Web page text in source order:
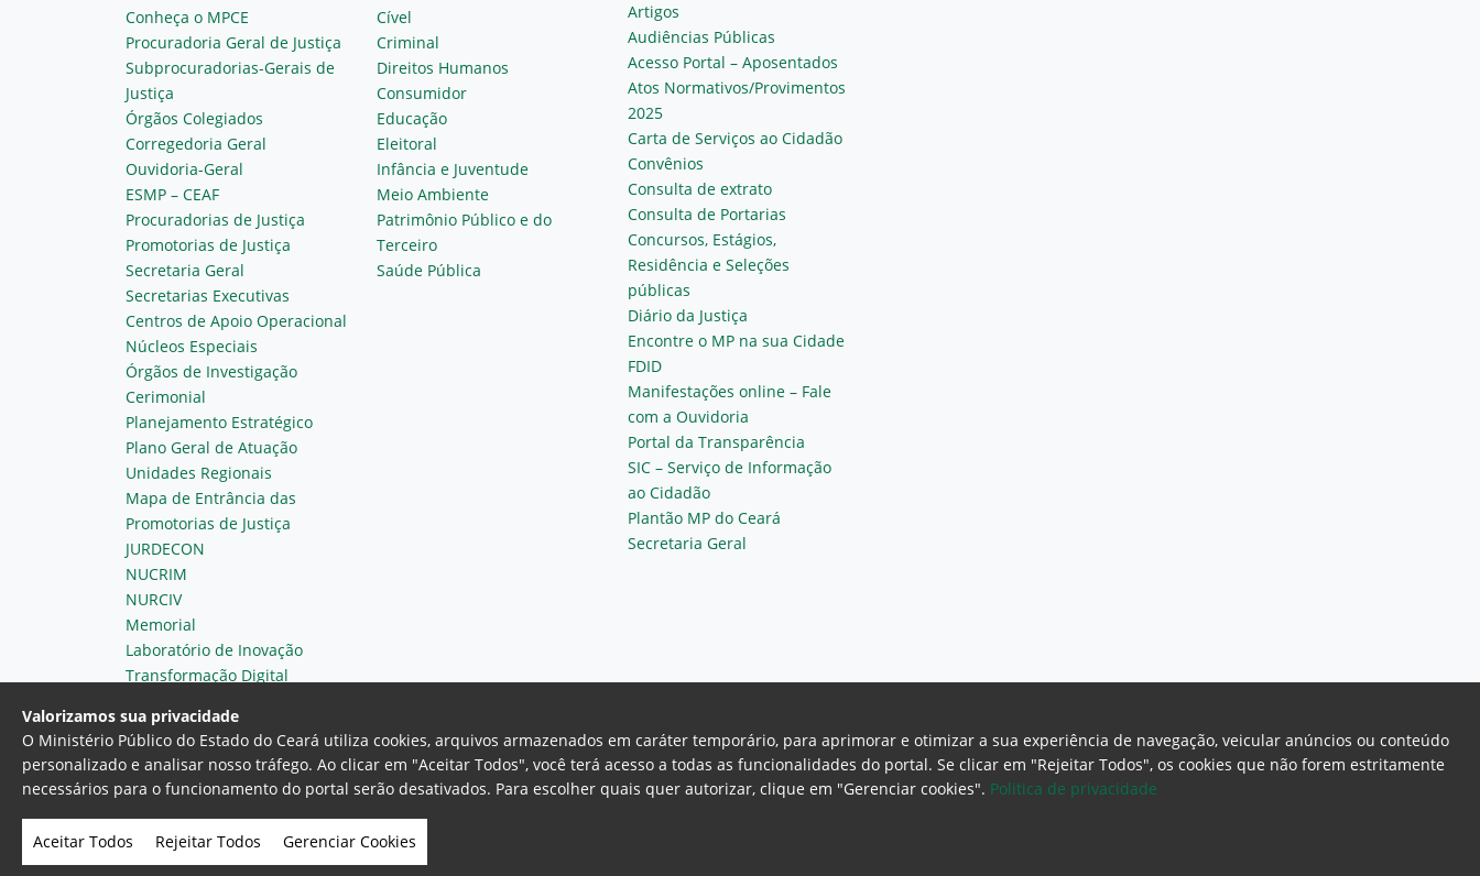
Conheça o MPCE
Procuradoria Geral de Justiça
Subprocuradorias-Gerais de
Justiça
Órgãos Colegiados
Corregedoria Geral
Ouvidoria-Geral
ESMP – CEAF
Procuradorias de Justiça
Promotorias de Justiça
Secretaria Geral
Secretarias Executivas
Centros de Apoio Operacional
Núcleos Especiais
Órgãos de Investigação
Cerimonial
Planejamento Estratégico
Plano Geral de Atuação
Unidades Regionais
Mapa de Entrância das
Promotorias de Justiça
JURDECON
NUCRIM
NURCIV
Memorial
Laboratório de Inovação
Transformação Digital
Cível
Criminal
Direitos Humanos
Consumidor
Educação
Eleitoral
Infância e Juventude
Meio Ambiente
Patrimônio Público e do
Terceiro
Saúde Pública
Artigos
Audiências Públicas
Acesso Portal – Aposentados
Atos Normativos/Provimentos
2025
Carta de Serviços ao Cidadão
Convênios
Consulta de extrato
Consulta de Portarias
Concursos, Estágios,
Residência e Seleções
públicas
Diário da Justiça
Encontre o MP na sua Cidade
FDID
Manifestações online – Fale
com a Ouvidoria
Portal da Transparência
SIC – Serviço de Informação
ao Cidadão
Plantão MP do Ceará
Secretaria Geral
Ministério Público do Estado do Ceará Procuradoria Geral de Justiça
Av. Gen. Afonso Albuquerque Lima, 130 - Cambeba - CEP: 60.822-325
- Fortaleza, Ceará. Brasil
Valorizamos sua privacidade
O Ministério Público do Estado do Ceará utiliza cookies, arquivos armazenados em caráter temporário, para aprimorar e otimizar a sua experiência de navegação, veicular anúncios ou conteúdo
personalizado e analisar nosso tráfego. Ao clicar em "Aceitar Todos", você terá acesso a todas as funcionalidades do portal. Se clicar em "Rejeitar Todos", os cookies que não forem estritamente
necessários para o funcionamento do portal serão desativados. Para escolher quais quer autorizar, clique em "Gerenciar cookies". Politica de privacidade
Aceitar Todos Rejeitar Todos Gerenciar Cookies